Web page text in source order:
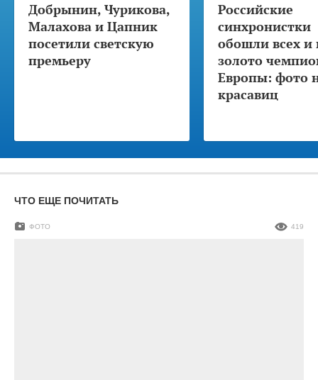
Добрынин, Чурикова,
Малахова и Цапник
посетили светскую
премьеру
Российские
синхронистки
обошли всех и
золото
Европы: фото
красавиц
ЧТО ЕЩЕ ПОЧИТАТЬ
ФОТО 419